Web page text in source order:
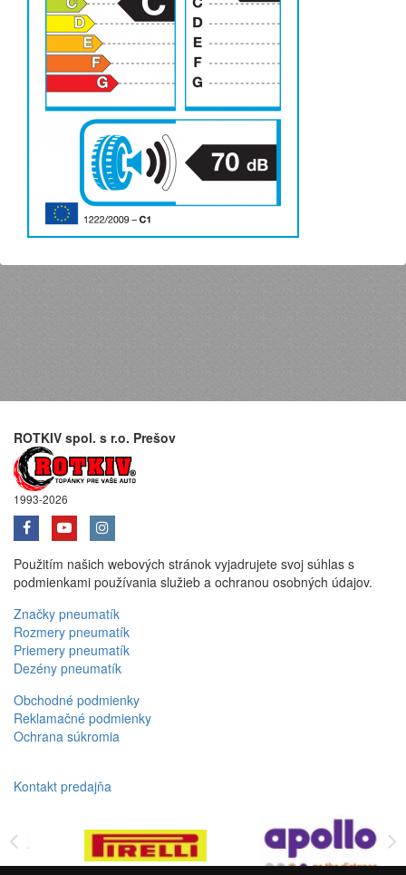
ROTKIV spol. s r.o. Prešov
1993-2026
Použitím našich webových stránok vyjadrujete svoj súhlas s
podmienkami používania služieb a ochranou osobných údajov.
Značky pneumatík
Rozmery pneumatík
Priemery pneumatík
Dezény pneumatík
Obchodné podmienky
Reklamačné podmienky
Ochrana súkromia
Kontakt predajňa